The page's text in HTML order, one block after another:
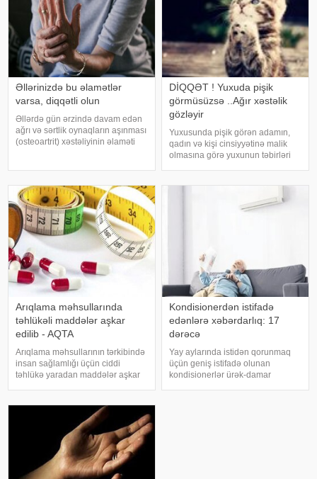
Əllərinizdə bu əlamətlər
varsa, diqqətli olun
Əllərdə gün ərzində davam edən
ağrı və sərtlik oynaqların aşınması
(osteoartrit) xəstəliyinin əlaməti
yaranır. xəbər verir ki
DİQQƏT ! Yuxuda pişik
görmüsüzsə ..Ağır xəstəlik
gözləyir
Yuxusunda pişik görən adamın,
qadın və kişi cinsiyyətinə malik
olmasına görə yuxunun təbirləri
həyatında diqqətsiz bir şəxsiyyətə
sahib olduğu, ətrafındak
Arıqlama məhsullarında
təhlükəli maddələr aşkar
edilib - AQTA
Arıqlama məhsullarının tərkibində
insan sağlamlığı üçün ciddi
təhlükə yaradan maddələr aşkar
Təhlükəsizliyi Agentliyinin (AQTA)
Qida təhlükəsizliyi şöbəsinin
Kondisionerdən istifadə
edənlərə xəbərdarlıq: 17
dərəcə
Yay aylarında istidən qorunmaq
üçün geniş istifadə olunan
kondisionerlər ürək-damar